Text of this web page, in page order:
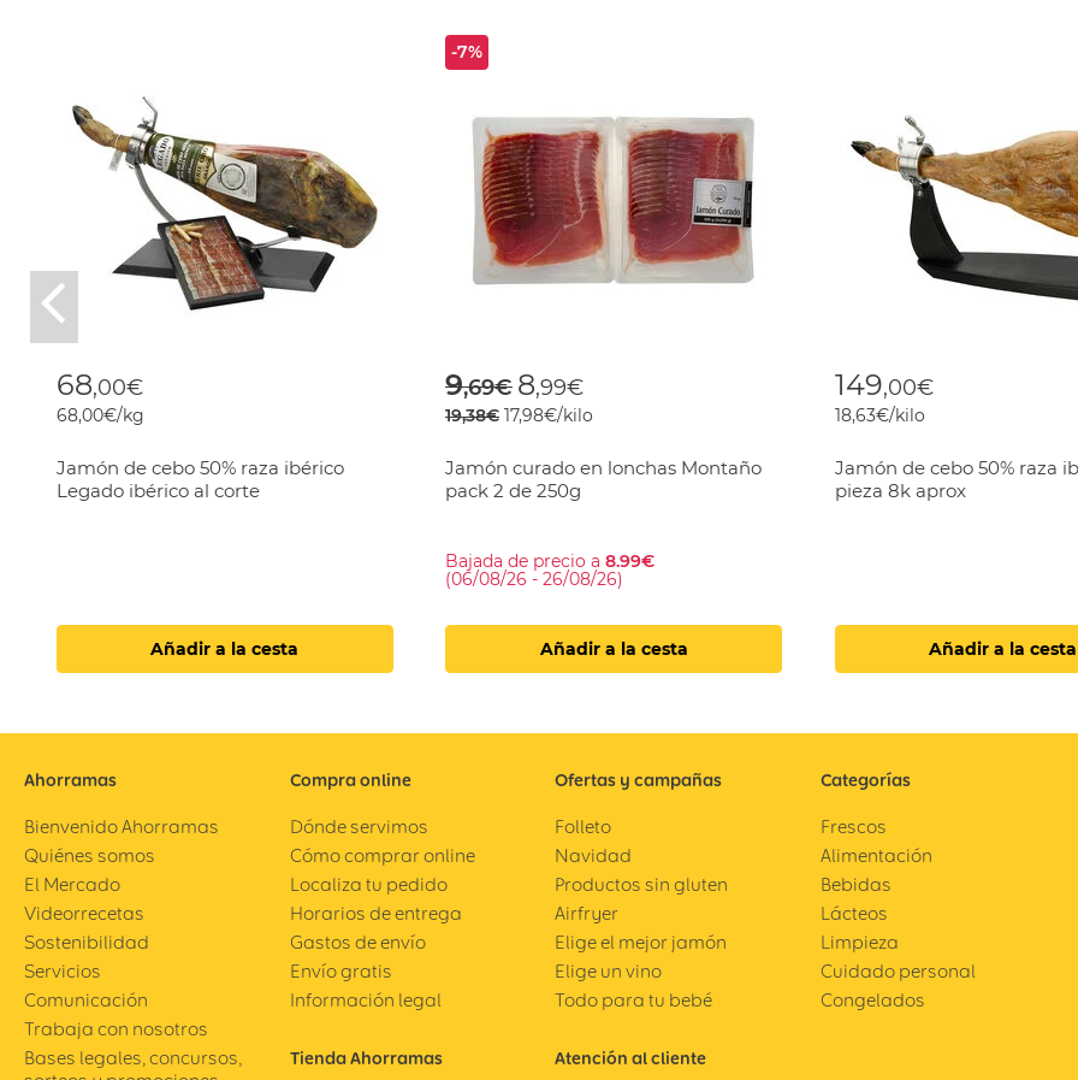
68,00€
68,00€/kg
Jamón de cebo 50% raza ibérico
Legado ibérico al corte
Añadir a la cesta
-7%
Price reduced from
9,69€to
8,99€
19,38€ 17,98€/kilo
Jamón curado en lonchas Montaño
pack 2 de 250g
Bajada de precio a8.99€
(06/08/26 - 26/08/26)
Añadir a la cesta
149,00€
18,63€/kilo
Jamón de cebo 50% raza
pieza 8k aprox
Añadir a la cesta
Previous
Ahorramas
Bienvenido Ahorramas
Quiénes somos
El Mercado
Videorrecetas
Sostenibilidad
Servicios
Comunicación
Trabaja con nosotros
Bases legales, concursos,
Compra online
Dónde servimos
Cómo comprar online
Localiza tu pedido
Horarios de entrega
Gastos de envío
Envío gratis
Información legal
Tienda Ahorramas
Ofertas y campañas
Folleto
Navidad
Productos sin gluten
Airfryer
Elige el mejor jamón
Elige un vino
Todo para tu bebé
Atención al cliente
Categorías
Frescos
Alimentación
Bebidas
Lácteos
Limpieza
Cuidado personal
Congelados